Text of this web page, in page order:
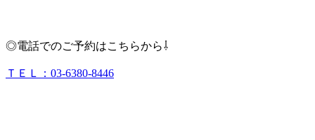
◎電話でのご予約はこちらから⇩
ＴＥＬ：03-6380-8446